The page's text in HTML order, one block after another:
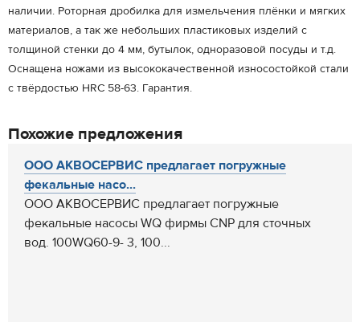
наличии. Роторная дробилка для измельчения плёнки и мягких
материалов, а так же небольших пластиковых изделий с
толщиной стенки до 4 мм, бутылок, одноразовой посуды и т.д.
Оснащена ножами из высококачественной износостойкой стали
с твёрдостью HRC 58-63. Гарантия.
Похожие предложения
ООО АКВОСЕРВИС предлагает погружные
фекальные насо...
ООО АКВОСЕРВИС предлагает погружные
фекальные насосы WQ фирмы CNP для сточных
вод. 100WQ60-9- 3, 100...